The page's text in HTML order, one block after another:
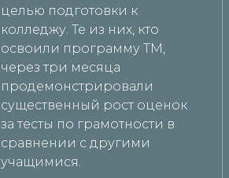
целью подготовки к
колледжу. Те из них, кто
освоили программу ТМ,
через три месяца
продемонстрировали
существенный рост оценок
за тесты по грамотности в
сравнении с другими
учащимися.